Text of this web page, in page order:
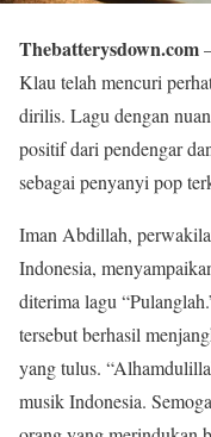
Thebatterysdown.com
Klau telah mencuri
dirilis. Lagu dengan
positif dari pendengar
sebagai penyanyi pop
Iman Abdillah,
Indonesia,
diterima lagu
tersebut berhasil
yang tulus.
musik Indonesia.